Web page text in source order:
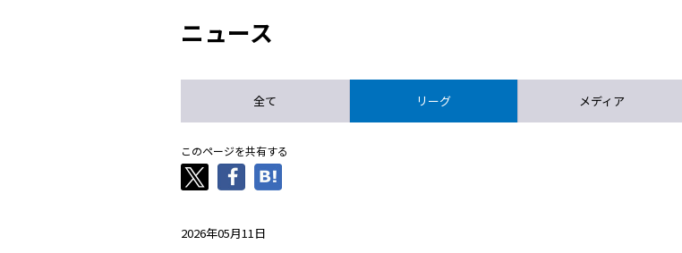
ニュース
全て リーグ メディア
このページを共有する
2026年05月11日